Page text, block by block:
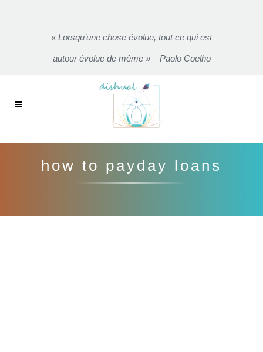
« Lorsqu’une chose évolue, tout ce qui est
autour évolue de même » – Paolo Coelho
how to payday loans